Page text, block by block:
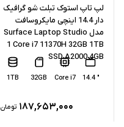
لپ تاپ استوک تبلت شو گرافیک
دار 14.4 اینچی مایکروسافت
مدل Surface Laptop Studio
1 Core i7 11370H 32GB 1TB
SSD A2000 4GB
" 14.4
Core i7
32GB
1TB
۱۸۷,۶۵۳,۰۰۰ تومان